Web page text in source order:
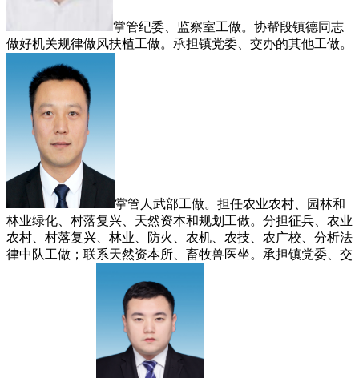
掌管纪委、监察室工做。协帮段镇德同志
做好机关规律做风扶植工做。承担镇党委、交办的其他工做。
掌管人武部工做。担任农业农村、园林和
林业绿化、村落复兴、天然资本和规划工做。分担征兵、农业
农村、村落复兴、林业、防火、农机、农技、农广校、分析法
律中队工做；联系天然资本所、畜牧兽医坐。承担镇党委、交